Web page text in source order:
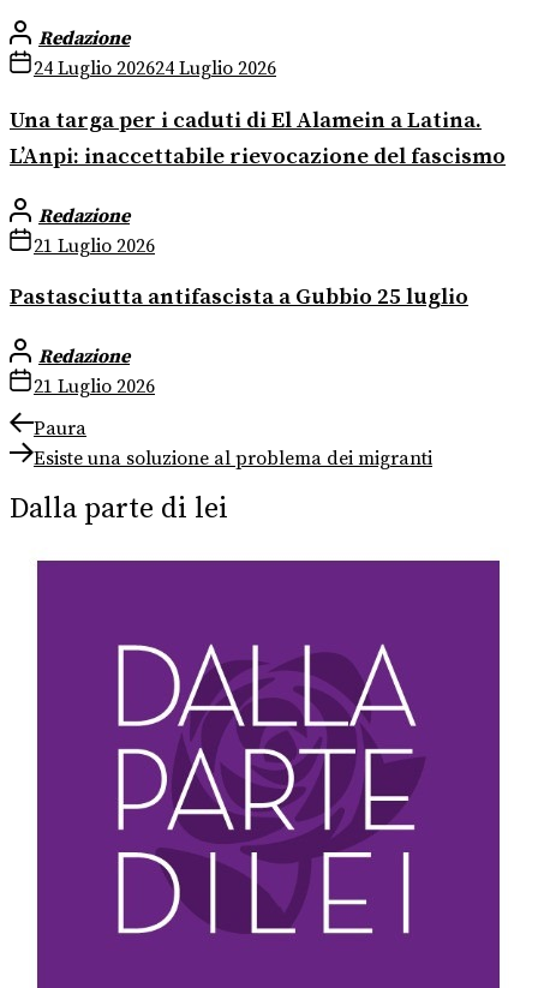
Redazione
24 Luglio 202624 Luglio 2026
Una targa per i caduti di El Alamein a Latina.
L’Anpi: inaccettabile rievocazione del fascismo
Redazione
21 Luglio 2026
Pastasciutta antifascista a Gubbio 25 luglio
Redazione
21 Luglio 2026
Navigazione
articoli
Previous
post:
Paura
Next
Esiste una soluzione al problema dei migranti
Dalla parte di lei